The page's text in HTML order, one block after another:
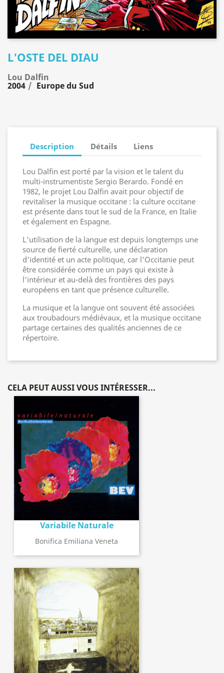
L'OSTE DEL DIAU
Lou Dalfin
2004 Europe du Sud
Description Détails Liens
Lou Dalfin est porté par la vision et le talent du
multi-instrumentiste Sergio Berardo. Fondé en
1982, le projet Lou Dalfin avait pour objectif de
revitaliser la musique occitane : la culture occitane
est présente dans tout le sud de la France, en Italie
et également en Espagne.
L'utilisation de la langue est depuis longtemps une
source de fierté culturelle, une déclaration
d'identité et un acte politique, car l'Occitanie peut
être considérée comme un pays qui existe à
l'intérieur et au-delà des frontières des pays
européens en tant que présence culturelle.
La musique et la langue ont souvent été associées
aux troubadours médiévaux, et la musique occitane
partage certaines des qualités anciennes de ce
répertoire.
CELA PEUT AUSSI VOUS INTÉRESSER...
Variabile Naturale
Bonifica Emiliana Veneta